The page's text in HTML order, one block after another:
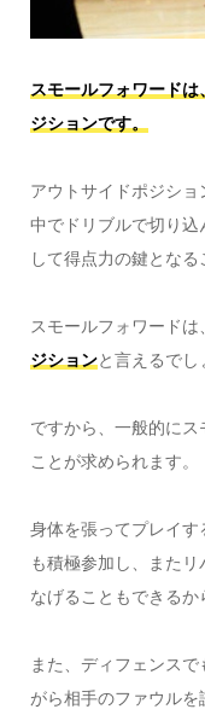
スモールフォワード
ジションです。
アウトサイドポジシ
中でドリブルで切り込
して得点力の鍵となる
スモールフォワードは、
ジションと言えるでし
ですから、一般的に
ことが求められます。
身体を張ってプレイす
も積極参加し、また
なげることもできるか
また、ディフェンス
がら相手のファウル